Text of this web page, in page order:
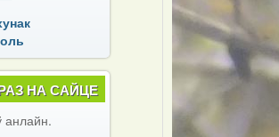
НА САЙЦЕ
анлайн.